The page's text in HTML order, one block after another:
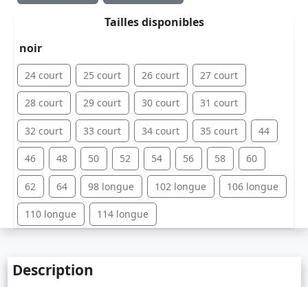
Tailles disponibles
noir
24 court 25 court 26 court 27 court
28 court 29 court 30 court 31 court
32 court 33 court 34 court 35 court 44
46 48 50 52 54 56 58 60
62 64 98 longue 102 longue 106 longue
110 longue 114 longue
Description